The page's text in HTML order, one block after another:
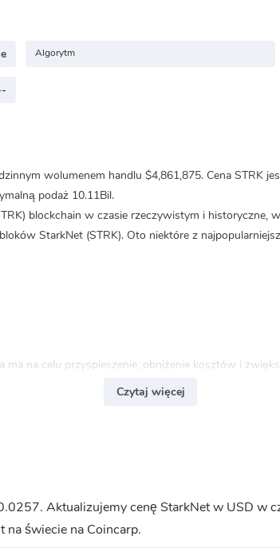
Algorytm
wolumenem handlu $4,861,875. Cena STRK
podaż 10.11Bil.
blockchain w czasie rzeczywistym i historyczne,
StarkNet (STRK). Oto niektóre z
na celu przyspieszenie, obniżenie kosztów i
skalowalność i efektywność.
co pozwala na szybkie przetwarzanie
że przetwarza transakcje poza głównym
Czytaj więcej
Aktualizujemy cenę StarkNet w USD w
na świecie na Coincarp.